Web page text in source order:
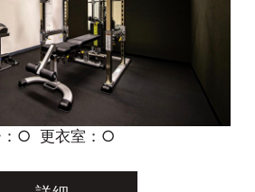
：○ 更衣室：○